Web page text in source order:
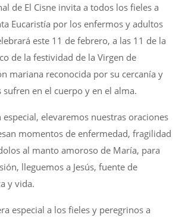
de El Cisne invita a todos los fieles a
Eucaristía por los enfermos y adultos
este 11 de febrero, a las 11 de la
de la festividad de la Virgen de
mariana reconocida por su cercanía y
sufren en el cuerpo y en el alma.
especial, elevaremos nuestras oraciones
momentos de enfermedad, fragilidad
al manto amoroso de María, para
lleguemos a Jesús, fuente de
y vida.
especial a los fieles y peregrinos a